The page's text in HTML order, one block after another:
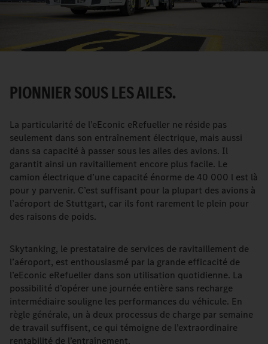
Video
PIONNIER SOUS LES AILES.
La particularité de l’eEconic eRefueller ne réside pas
seulement dans son entraînement électrique, mais aussi
dans sa capacité à passer sous les ailes des avions. Il
garantit ainsi un ravitaillement encore plus facile. Le
camion électrique d’une capacité énorme de 40 000 l est là
pour y parvenir. C’est suffisant pour la plupart des avions à
l’aéroport de Stuttgart, car ils font rarement le plein pour
des raisons de poids.
Skytanking, le prestataire de services de ravitaillement de
l’aéroport, est enthousiasmé par la grande efficacité de
l’eEconic eRefueller dans son utilisation quotidienne. La
possibilité d’opérer une journée entière sans recharge
intermédiaire souligne les performances du véhicule. En
règle générale, un à deux processus de charge par semaine
de travail suffisent, ce qui témoigne de l’extraordinaire
rentabilité de l’entraînement.